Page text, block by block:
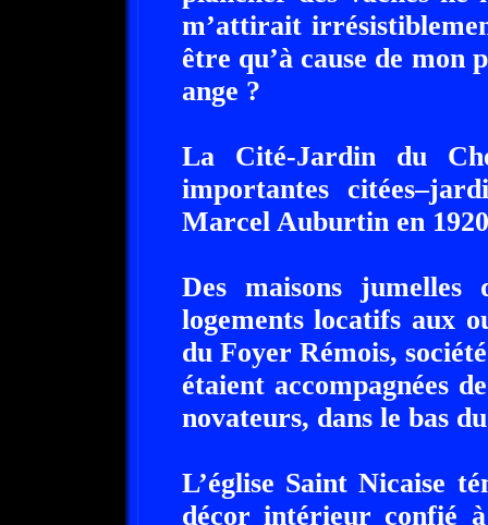
m’attirait
être qu’à cause de
ange ?
La Cité-Jardin du
importantes
Marcel Auburtin en
Des maisons
logements locatifs aux
du Foyer Rémois,
étaient accompagnées
novateurs, dans le bas
L’église Saint Nicaise
décor intérieur confié